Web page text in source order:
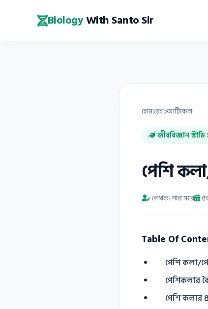
BiologyWith Santo Sir
হোম ব্লগ আর্টিকেল
জীববিজ্ঞান
পেশি
লেখক: শান্ত স্যার
Table Of
পেশি কলা/
পেশিকলার
পেশি কলার